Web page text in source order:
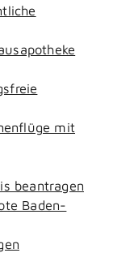
mit
beantragen
Baden-